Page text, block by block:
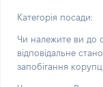
Категорія посади:
Чи належите ви до
відповідальне
запобігання